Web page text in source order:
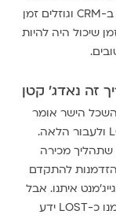
עונים לטלפון) היו נרקבים ב-CRM וגוזלים זמן
שיכול היה להיות
זה נאדג' קטן
הישר אומר
שצריך לסמן אותו כ-LOST ולעבור הלאה.
שתהליך מכירה
להתקדם
איתנו. אבל
היה לי חשוב שכל מי שסימנו כ-LOST ידע